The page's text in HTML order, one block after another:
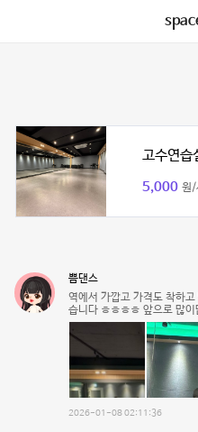
고수연습
5,000 원/
쁨댄스
역에서 가깝고 가격도 착하
습니다 ㅎㅎㅎㅎ 앞으로 많
2026-01-08 02:11:36